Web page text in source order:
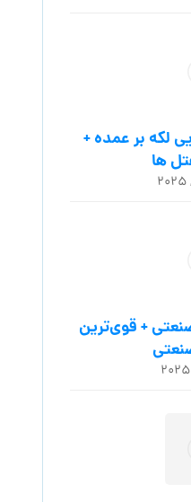
لکه بر عمده +
ها
+ قوی‌ترین